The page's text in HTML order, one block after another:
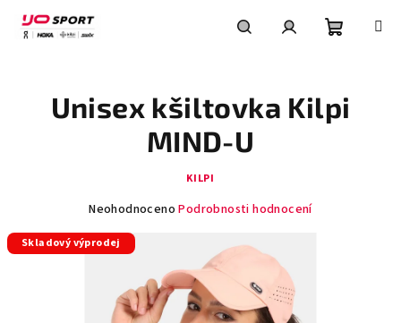
obsah
košík
Unisex kšiltovka Kilpi
MIND-U
KILPI
Průměrné
produktu
Neohodnoceno Podrobnosti hodnocení
Skladový výprodej